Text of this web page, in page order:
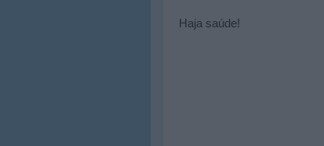
Haja saúde!